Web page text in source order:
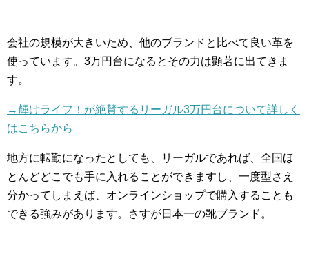
会社の規模が大きいため、他のブランドと比べて良い革を
使っています。3万円台になるとその力は顕著に出てきま
す。
→輝けライフ！が絶賛するリーガル3万円台について詳しく
はこちらから
地方に転勤になったとしても、リーガルであれば、全国ほ
とんどどこでも手に入れることができますし、一度型さえ
分かってしまえば、オンラインショップで購入することも
できる強みがあります。さすが日本一の靴ブランド。